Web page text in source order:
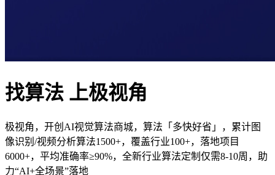
找算法 上极视角
极视角，开创AI视觉算法商城，算法「多快好省」，累计图
像识别/视频分析算法1500+，覆盖行业100+，落地项目
6000+，平均准确率≥90%，全新行业算法定制仅需8-10周，助
力“AI+全场景”落地